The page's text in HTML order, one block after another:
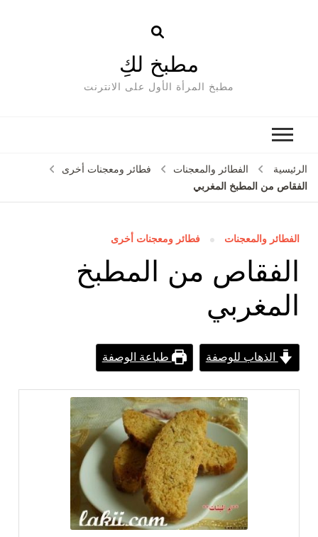
مطبخ لكِ
مطبخ المرأة الأول على الانترنت
الرئيسية الفطائر والمعجنات
فطائر ومعجنات أخرى
الفقاص من المطبخ المغربي
الفطائر والمعجنات فطائر ومعجنات أخرى
الفقاص من المطبخ
المغربي
الذهاب للوصفة طباعة الوصفة